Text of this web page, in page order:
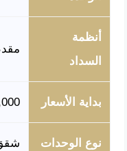
أنظمة
السداد
مقدم 15% وتقسيط
بداية الأسعار
نوع الوحدات